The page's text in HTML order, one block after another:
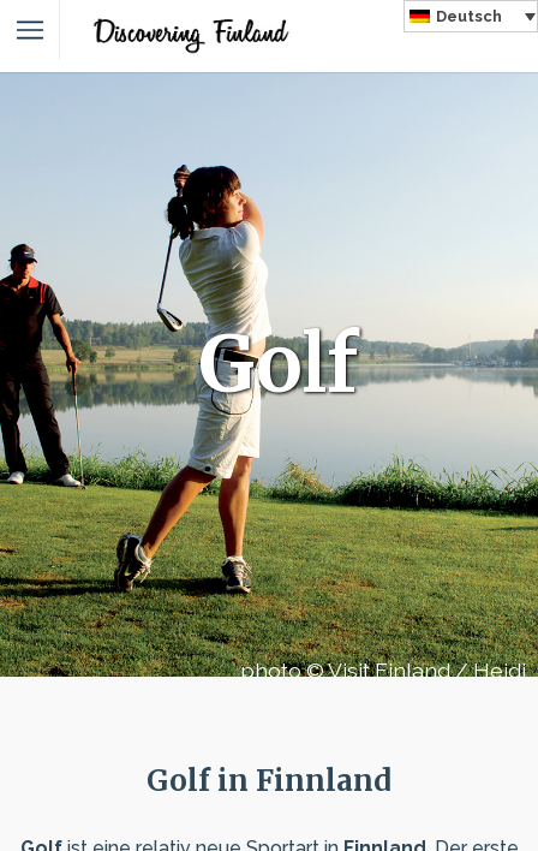
Deutsch
Golf
photo © Visit Finland / Heidi
Golf in Finnland